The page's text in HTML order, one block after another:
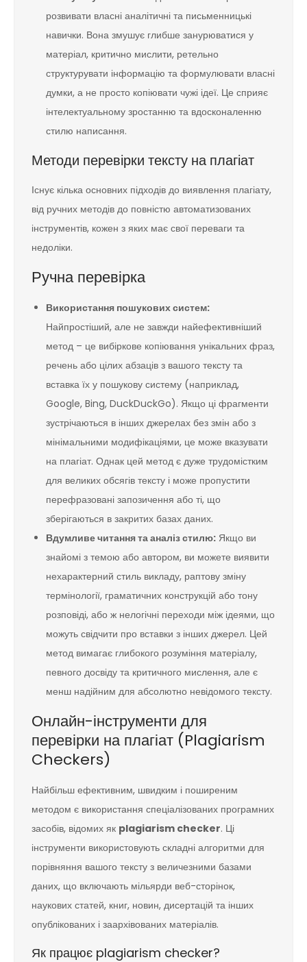
розвивати власні аналітичні та письменницькі
навички. Вона змушує глибше занурюватися у
матеріал, критично мислити, ретельно
структурувати інформацію та формулювати власні
думки, а не просто копіювати чужі ідеї. Це сприяє
інтелектуальному зростанню та вдосконаленню
стилю написання.
Методи перевірки тексту на плагіат
Існує кілька основних підходів до виявлення плагіату,
від ручних методів до повністю автоматизованих
інструментів, кожен з яких має свої переваги та
недоліки.
Ручна перевірка
Використання пошукових систем:
Найпростіший, але не завжди найефективніший
метод – це вибіркове копіювання унікальних фраз,
речень або цілих абзаців з вашого тексту та
вставка їх у пошукову систему (наприклад,
Google, Bing, DuckDuckGo). Якщо ці фрагменти
зустрічаються в інших джерелах без змін або з
мінімальними модифікаціями, це може вказувати
на плагіат. Однак цей метод є дуже трудомістким
для великих обсягів тексту і може пропустити
перефразовані запозичення або ті, що
зберігаються в закритих базах даних.
Вдумливе читання та аналіз стилю: Якщо ви
знайомі з темою або автором, ви можете виявити
нехарактерний стиль викладу, раптову зміну
термінології, граматичних конструкцій або тону
розповіді, або ж нелогічні переходи між ідеями, що
можуть свідчити про вставки з інших джерел. Цей
метод вимагає глибокого розуміння матеріалу,
певного досвіду та критичного мислення, але є
менш надійним для абсолютно невідомого тексту.
Онлайн-інструменти для
перевірки на плагіат (Plagiarism
Checkers)
Найбільш ефективним, швидким і поширеним
методом є використання спеціалізованих програмних
засобів, відомих як plagiarism checker. Ці
інструменти використовують складні алгоритми для
порівняння вашого тексту з величезними базами
даних, що включають мільярди веб-сторінок,
наукових статей, книг, новин, дисертацій та інших
опублікованих і заархівованих матеріалів.
Як працює plagiarism checker?